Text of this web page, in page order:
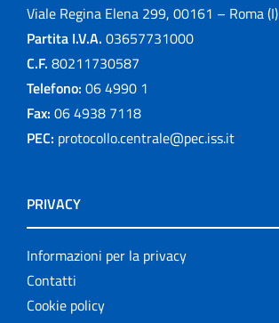
Viale Regina Elena 299, 00161 – Roma (I)
Partita I.V.A. 03657731000
C.F. 80211730587
Telefono: 06 4990 1
Fax: 06 4938 7118
PEC: protocollo.centrale@pec.iss.it
PRIVACY
Informazioni per la privacy
Contatti
Cookie policy